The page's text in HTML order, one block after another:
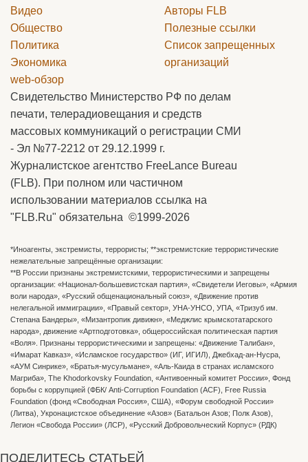
Видео
Общество
Политика
Экономика
web-обзор
Авторы FLB
Полезные ссылки
Список запрещенных
организаций
Свидетельство Министерство РФ по делам
печати, телерадиовещания и средств
массовых коммуникаций о регистрации СМИ
- Эл №77-2212 от 29.12.1999 г.
Журналистское агентство FreeLance Bureau
(FLB). При полном или частичном
использовании материалов ссылка на
"FLB.Ru" обязательна ©1999-2026
*Иноагенты, экстремисты, террористы; **экстремистские террористические
нежелательные запрещённые организации:
**В России признаны экстремистскими, террористическими и запрещены
организации: «Национал-большевистская партия», «Свидетели Иеговы», «Армия
воли народа», «Русский общенациональный союз», «Движение против
нелегальной иммиграции», «Правый сектор», УНА-УНСО, УПА, «Тризуб им.
Степана Бандеры», «Мизантропик дивижн», «Меджлис крымскотатарского
народа», движение «Артподготовка», общероссийская политическая партия
«Воля». Признаны террористическими и запрещены: «Движение Талибан»,
«Имарат Кавказ», «Исламское государство» (ИГ, ИГИЛ), Джебхад-ан-Нусра,
«АУМ Синрике», «Братья-мусульмане», «Аль-Каида в странах исламского
Магриба», The Khodorkovsky Foundation, «Антивоенный комитет России», Фонд
борьбы с коррупцией (ФБК/ Anti-Corruption Foundation (ACF), Free Russia
Foundation (фонд «Свободная Россия», США), «Форум свободной России»
(Литва), Укронацистское объединение «Aзов» (Батальон Азов; Полк Азов),
Легион «Свобода России» (ЛСР), «Русский Добровольческий Корпус» (РДК)
ПОДЕЛИТЕСЬ СТАТЬЕЙ